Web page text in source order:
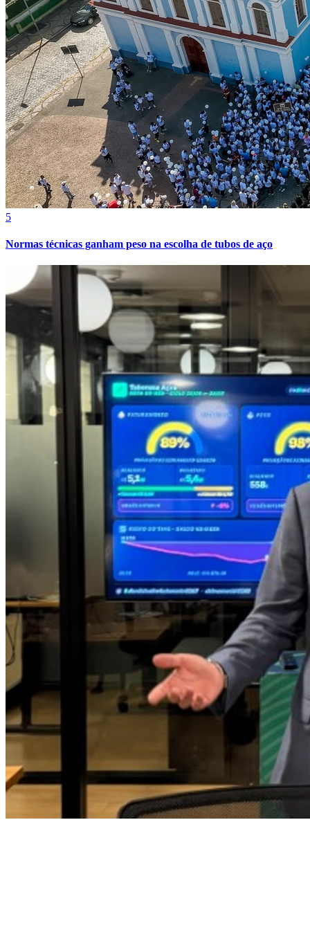
Juventude
Ceará
Goiás
5
Normas técnicas ganham peso na escolha de tubos de aço